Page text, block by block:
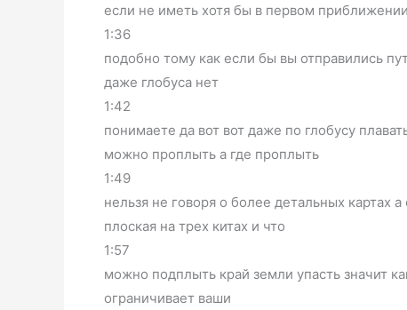
если не иметь хотя бы в первом
1:36
подобно тому как если бы вы отправились
даже глобуса нет
1:42
понимаете да вот вот даже по глобусу
можно проплыть а где проплыть
1:49
нельзя не говоря о более детальных картах
плоская на трех китах и что
1:57
можно подплыть край земли упасть значит
ограничивает ваши